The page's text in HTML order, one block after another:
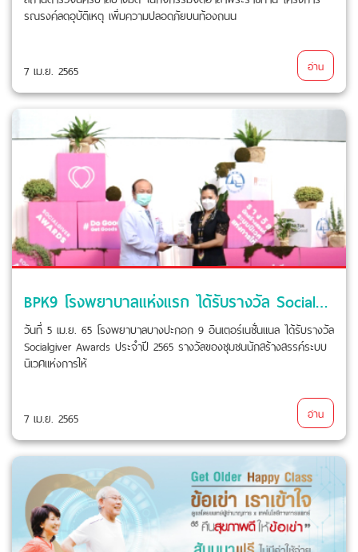
รณรงค์ลดอุบัติเหตุ เพิ่มความปลอดภัยบนท้องถนน
7 เม.ย. 2565 อ่าน
BPK9 โรงพยาบาลแห่งแรก ได้รับรางวัล Socialgiver Awards ประจำปี 2565
วันที่ 5 เม.ย. 65 โรงพยาบาลบางปะกอก 9 อินเตอร์เนชั่นแนล ได้รับรางวัล
Socialgiver Awards ประจำปี 2565 รางวัลของชุมชนนักสร้างสรรค์ระบบ
นิเวศแห่งการให้
7 เม.ย. 2565 อ่าน